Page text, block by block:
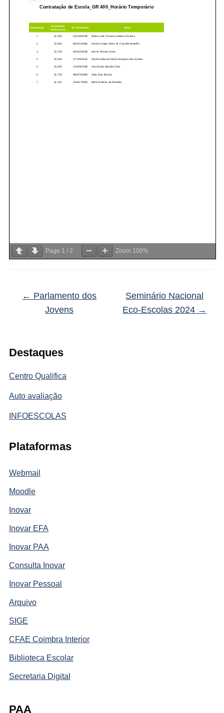
Destaques
Centro Qualifica
Auto avaliação
INFOESCOLAS
Plataformas
Webmail
Moodle
Inovar
Inovar EFA
Inovar PAA
Consulta Inovar
Inovar Pessoal
Arquivo
SIGE
CFAE Coimbra Interior
Biblioteca Escolar
Secretaria Digital
PAA
Page 1 / 2 Zoom 100%
← Parlamento dos
Jovens
Seminário Nacional
Eco-Escolas 2024 →